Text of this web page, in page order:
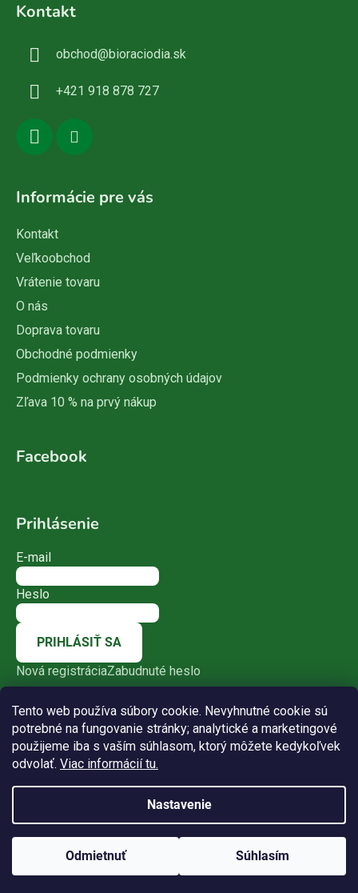
Tento web používa súbory cookie. Nevyhnutné cookie sú
potrebné na fungovanie stránky; analytické a marketingové
použijeme iba s vaším súhlasom, ktorý môžete kedykoľvek
odvolať. Viac informácií tu.
Nastavenie
Odmietnuť Súhlasím
Kontakt
obchod@bioraciodia.sk
+421 918 878 727
Informácie pre vás
Kontakt
Veľkoobchod
Vrátenie tovaru
O nás
Doprava tovaru
Obchodné podmienky
Podmienky ochrany osobných údajov
Zľava 10 % na prvý nákup
Facebook
Prihlásenie
E-mail
Heslo
PRIHLÁSIŤ SA
Nová registráciaZabudnuté heslo